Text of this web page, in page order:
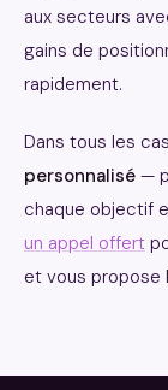
aux secteurs
gains de
rapidement.
Dans tous les
personnalisé —
chaque objectif
un appel offert
et vous propose